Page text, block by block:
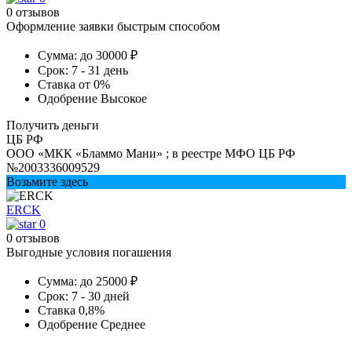
0 отзывов
Оформление заявки быстрым способом
Сумма: до 30000 ₽
Срок: 7 - 31 день
Ставка от 0%
Одобрение Высокое
Получить деньги
ЦБ РФ
ООО «МКК «Бламмо Мани» ; в реестре МФО ЦБ РФ
№2003336009529
Возьмите здесь
ERCK
0
0 отзывов
Выгодные условия погашения
Сумма: до 25000 ₽
Срок: 7 - 30 дней
Ставка 0,8%
Одобрение Среднее